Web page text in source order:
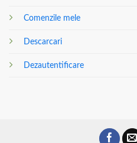
Comenzile mele
Descarcari
Dezautentificare